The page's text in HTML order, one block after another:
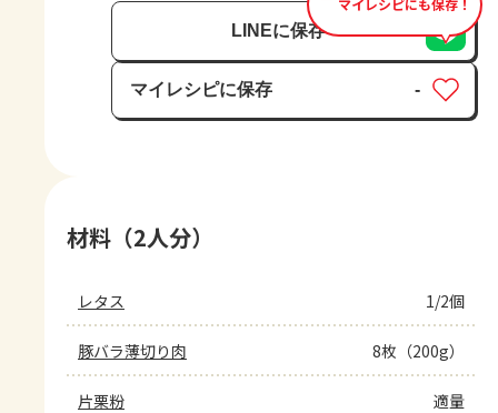
マイレシピにも保存！
LINEに保存
マイレシピに保存
保存済み
-
材料（2人分）
レタス 1/2個
豚バラ薄切り肉 8枚（200g）
片栗粉 適量